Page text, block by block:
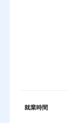
就業時間